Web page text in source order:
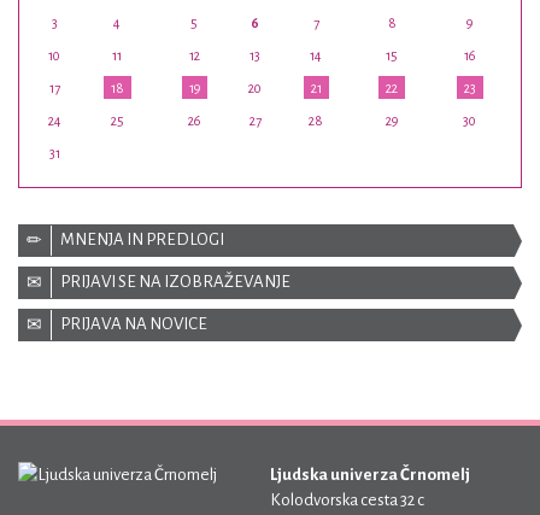
3 4 5 6 7 8 9
10 11 12 13 14 15 16
17 18 19 20 21 22 23
24 25 26 27 28 29 30
31
MNENJA IN PREDLOGI
PRIJAVI SE NA IZOBRAŽEVANJE
PRIJAVA NA NOVICE
Ljudska univerza Črnomelj
Kolodvorska cesta 32 c